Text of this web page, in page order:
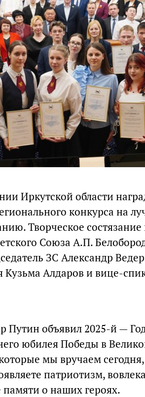
Иркутской области
конкурса на
Творческое состязание
Союза А.П.
ЗС Александр
Кузьма Алдаров и вице-
Путин объявил 2025-й —
юбилея Победы в
мы вручаем
патриотизм,
о наших героях.